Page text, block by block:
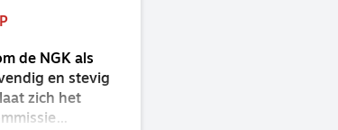
de NGK als
en stevig
zich het